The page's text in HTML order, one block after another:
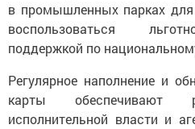
в промышленных парках
воспользоваться
поддержкой по
Регулярное наполнение и
карты обеспечивают
исполнительной власти и